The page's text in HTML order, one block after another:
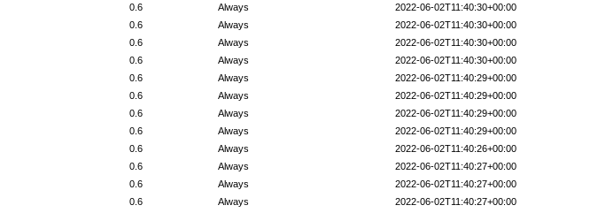
2022-06-02T11:40:30+00:00
Always
0.6
2022-06-02T11:40:30+00:00
Always
0.6
2022-06-02T11:40:30+00:00
Always
0.6
2022-06-02T11:40:30+00:00
Always
0.6
2022-06-02T11:40:29+00:00
Always
0.6
2022-06-02T11:40:29+00:00
Always
0.6
2022-06-02T11:40:29+00:00
Always
0.6
2022-06-02T11:40:29+00:00
Always
0.6
2022-06-02T11:40:26+00:00
Always
0.6
2022-06-02T11:40:27+00:00
Always
0.6
2022-06-02T11:40:27+00:00
Always
0.6
2022-06-02T11:40:27+00:00
Always
0.6